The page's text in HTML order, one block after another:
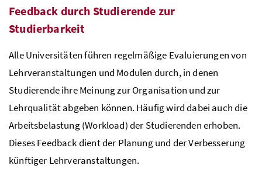
Feedback durch Studierende zur
Studierbarkeit
Alle Universitäten führen regelmäßige Evaluierungen von
Lehrveranstaltungen und Modulen durch, in denen
Studierende ihre Meinung zur Organisation und zur
Lehrqualität abgeben können. Häufig wird dabei auch die
Arbeitsbelastung (Workload) der Studierenden erhoben.
Dieses Feedback dient der Planung und der Verbesserung
künftiger Lehrveranstaltungen.